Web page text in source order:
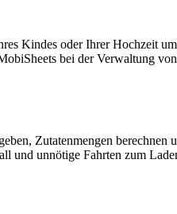
Kindes oder Ihrer Hochzeit
bei der Verwaltung
Zutatenmengen berechnen
und unnötige Fahrten zum